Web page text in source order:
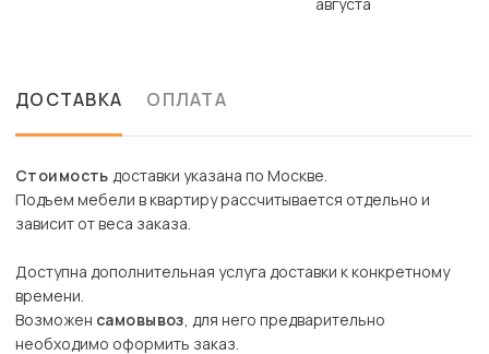
ДОСТАВКА ОПЛАТА
Стоимость доставки указана по Москве.
Подъем мебели в квартиру рассчитывается отдельно и
зависит от веса заказа.
Доступна дополнительная услуга доставки к конкретному
времени.
Возможен самовывоз, для него предварительно
необходимо оформить заказ.